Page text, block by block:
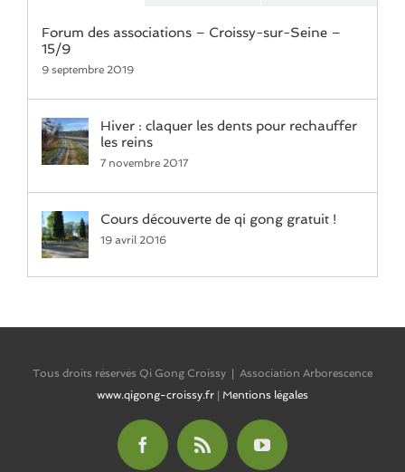
Forum des associations – Croissy-sur-Seine –
15/9
9 septembre 2019
Hiver : claquer les dents pour rechauffer
les reins
7 novembre 2017
Cours découverte de qi gong gratuit !
19 avril 2016
Tous droits réservés Qi Gong Croissy | Association Arborescence
www.qigong-croissy.fr | Mentions légales
FacebookRss YouTube